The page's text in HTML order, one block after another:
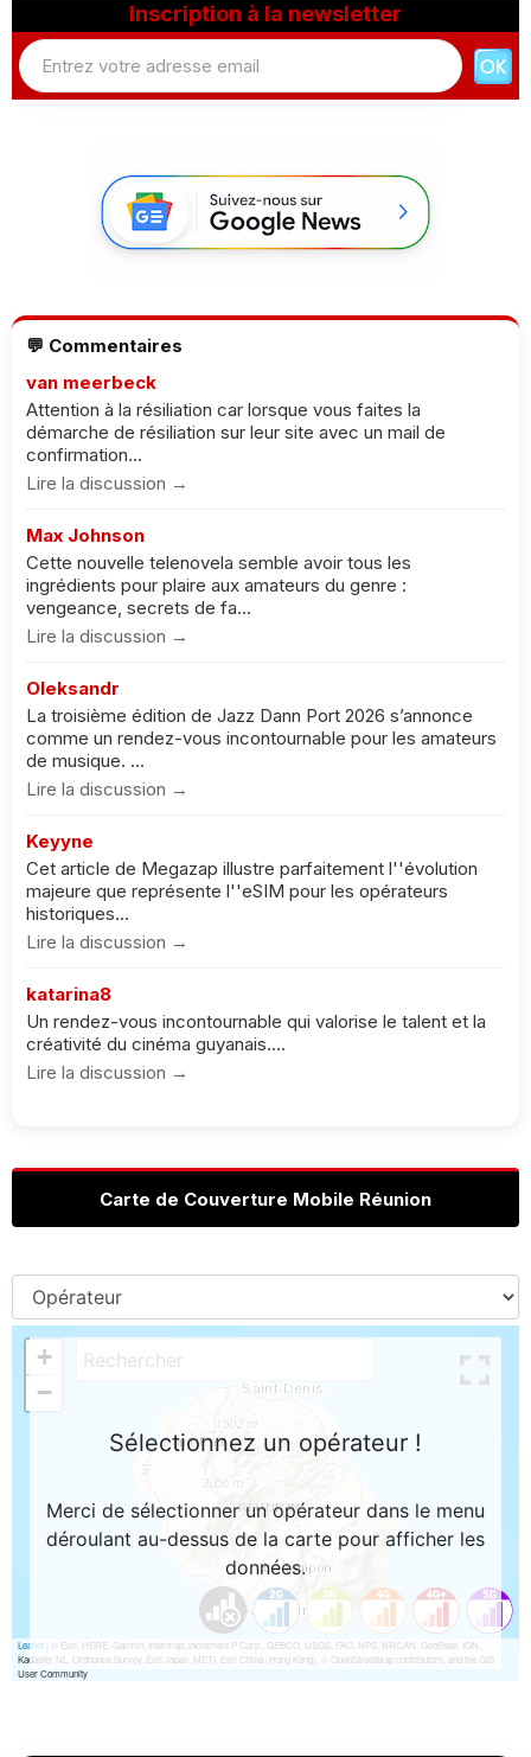
Inscription à la newsletter
💬 Commentaires
van meerbeck
Attention à la résiliation car lorsque vous faites la
démarche de résiliation sur leur site avec un mail de
confirmation...
Lire la discussion →
Max Johnson
Cette nouvelle telenovela semble avoir tous les
ingrédients pour plaire aux amateurs du genre :
vengeance, secrets de fa...
Lire la discussion →
Oleksandr
La troisième édition de Jazz Dann Port 2026 s’annonce
comme un rendez-vous incontournable pour les amateurs
de musique. ...
Lire la discussion →
Keyyne
Cet article de Megazap illustre parfaitement l''évolution
majeure que représente l''eSIM pour les opérateurs
historiques...
Lire la discussion →
katarina8
Un rendez-vous incontournable qui valorise le talent et la
créativité du cinéma guyanais....
Lire la discussion →
Carte de Couverture Mobile Réunion